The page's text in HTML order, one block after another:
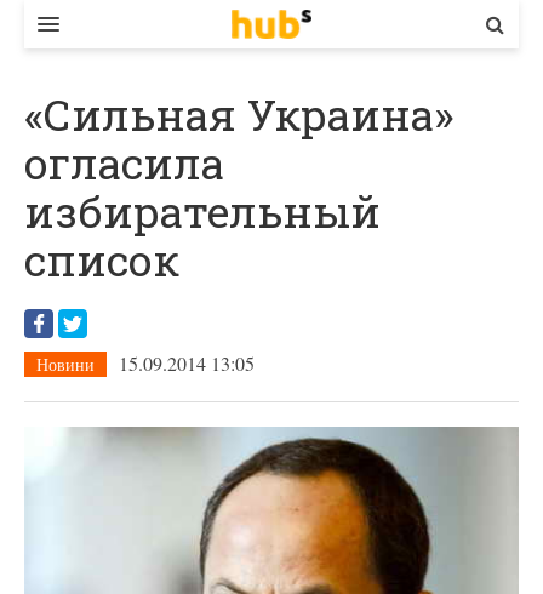
ЕКОНОМІКА
БІЗНЕС
СТАРТЕР
КОНТАКТИ
«Сильная Украина»
огласила
избирательный
список
Новини 15.09.2014 13:05